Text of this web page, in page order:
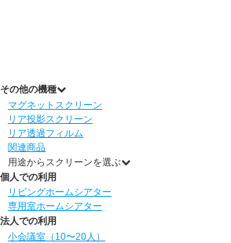
その他の機種
マグネットスクリーン
リア投影スクリーン
リア透過フィルム
関連商品
用途からスクリーンを選ぶ
個人での利用
リビングホームシアター
専用室ホームシアター
法人での利用
小会議室（10〜20人）